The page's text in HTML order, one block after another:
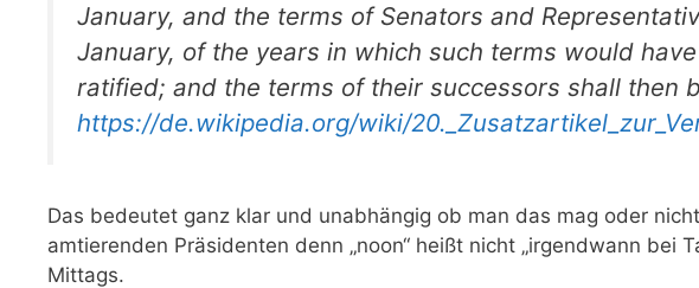
January, and the terms of Senators and
January, of the years in which such terms would
ratified; and the terms of their successors shall then
https://de.wikipedia.org/wiki/
Das bedeutet ganz klar und unabhängig ob man das mag oder
amtierenden Präsidenten denn „noon“ heißt nicht „irgendwann bei
Mittags.